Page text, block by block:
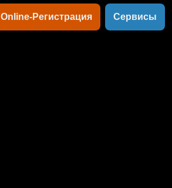
Online-Регистрация Сервисы